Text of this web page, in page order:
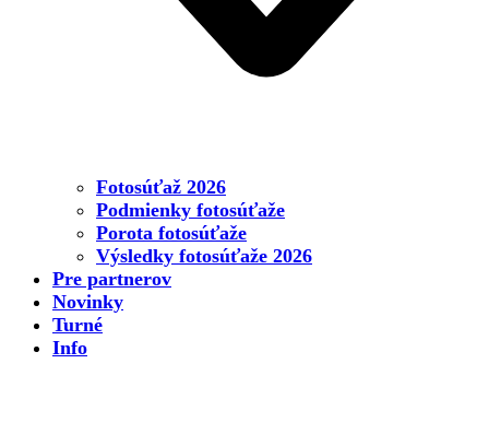
Fotosúťaž 2026
Podmienky fotosúťaže
Porota fotosúťaže
Výsledky fotosúťaže 2026
Pre partnerov
Novinky
Turné
Info